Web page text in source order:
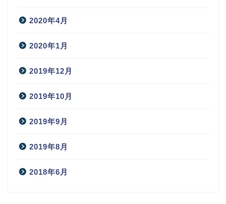
2020年4月
2020年1月
2019年12月
2019年10月
2019年9月
2019年8月
2018年6月